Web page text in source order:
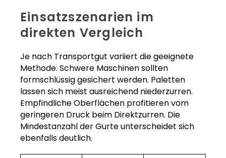
Einsatzszenarien im
direkten Vergleich
Je nach Transportgut variiert die geeignete
Methode. Schwere Maschinen sollten
formschlüssig gesichert werden. Paletten
lassen sich meist ausreichend niederzurren.
Empfindliche Oberflächen profitieren vom
geringeren Druck beim Direktzurren. Die
Mindestanzahl der Gurte unterscheidet sich
ebenfalls deutlich.